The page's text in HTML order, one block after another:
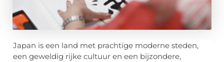
Japan is een land met prachtige moderne steden,
een geweldig rijke cultuur en een bijzondere,